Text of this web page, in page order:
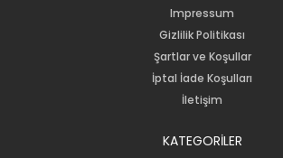
Impressum
Gizlilik Politikası
Şartlar ve Koşullar
İptal İade Koşulları
İletişim
KATEGORİLER